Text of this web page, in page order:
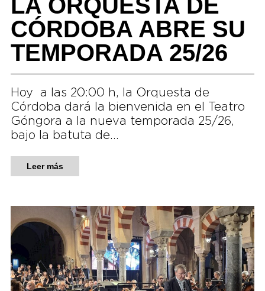
CÓRDOBA ABRE SU
TEMPORADA 25/26
Hoy a las 20:00 h, la Orquesta de
Córdoba dará la bienvenida en el Teatro
Góngora a la nueva temporada 25/26,
bajo la batuta de…
Leer más